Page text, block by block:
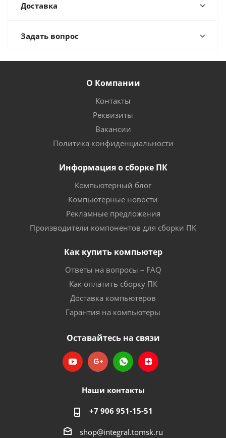
Доставка
Задать вопрос
О Компании
Контакты
Реквизиты
Вакансии
Политика конфиденциальности
Информация о сборке ПК
Компьютерный блог
Компьютерные новости
Рекламные предложения
Производители компонентов для сборки ПК
Как купить компьютер
Ответы на вопросы – FAQ
Как оплатить сборку ПК
Доставка компьютеров
Гарантия на компьютеры
Оставайтесь на связи
Наши контакты
+7 906 951-15-51
shop@integral.tomsk.ru